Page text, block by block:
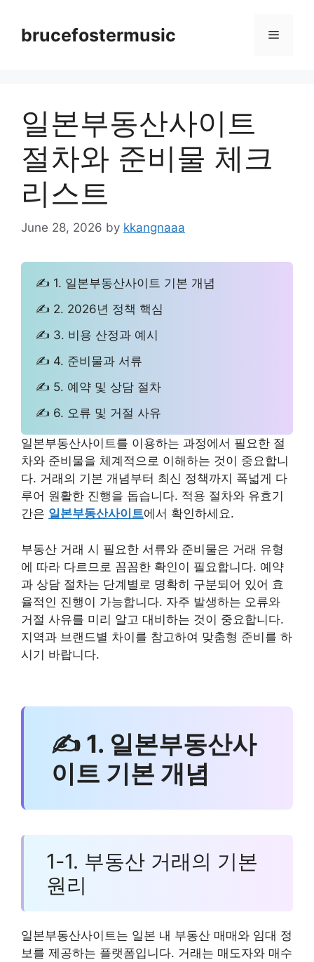
contentbrucefostermusic Menu
일본부동산사이트
절차와 준비물 체크
리스트
June 28, 2026 by kkangnaaa
✍ 1. 일본부동산사이트 기본 개념
✍ 2. 2026년 정책 핵심
✍ 3. 비용 산정과 예시
✍ 4. 준비물과 서류
✍ 5. 예약 및 상담 절차
✍ 6. 오류 및 거절 사유
일본부동산사이트를 이용하는 과정에서 필요한 절
차와 준비물을 체계적으로 이해하는 것이 중요합니
다. 거래의 기본 개념부터 최신 정책까지 폭넓게 다
루어 원활한 진행을 돕습니다. 적용 절차와 유효기
간은 일본부동산사이트에서 확인하세요.
부동산 거래 시 필요한 서류와 준비물은 거래 유형
에 따라 다르므로 꼼꼼한 확인이 필요합니다. 예약
과 상담 절차는 단계별로 명확히 구분되어 있어 효
율적인 진행이 가능합니다. 자주 발생하는 오류와
거절 사유를 미리 알고 대비하는 것이 중요합니다.
지역과 브랜드별 차이를 참고하여 맞춤형 준비를 하
시기 바랍니다.
✍ 1. 일본부동산사
이트 기본 개념
1-1. 부동산 거래의 기본
원리
일본부동산사이트는 일본 내 부동산 매매와 임대 정
보를 제공하는 플랫폼입니다. 거래는 매도자와 매수